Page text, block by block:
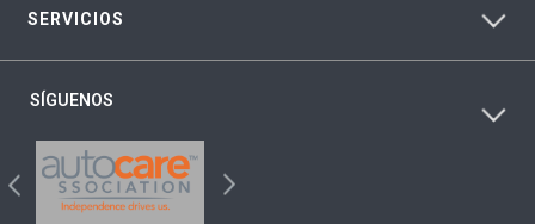
SERVICIOS
SÍGUENOS